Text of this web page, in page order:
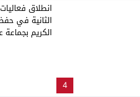
4
انطلاق
الثانية في
الكريم